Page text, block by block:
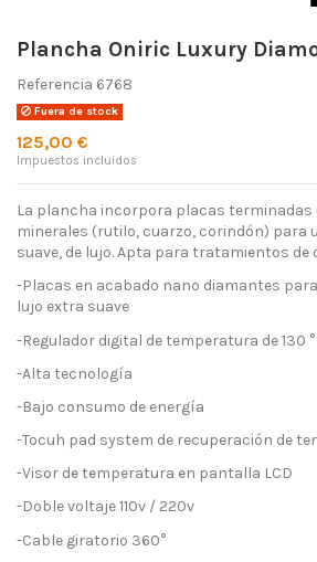
Plancha Oniric Luxury
Referencia 6768
Fuera de stock
125,00 €
Impuestos incluidos
La plancha incorpora placas terminadas
minerales (rutilo, cuarzo, corindón) para
suave, de lujo. Apta para tratamientos de
-Placas en acabado nano diamantes
lujo extra suave
-Regulador digital de temperatura de 130
-Alta tecnología
-Bajo consumo de energía
-Tocuh pad system de recuperación de
-Visor de temperatura en pantalla LCD
-Doble voltaje 110v / 220v
-Cable giratorio 360°